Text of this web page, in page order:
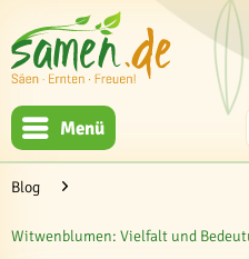
Menü
Blog
Witwenblumen: Vielfalt und